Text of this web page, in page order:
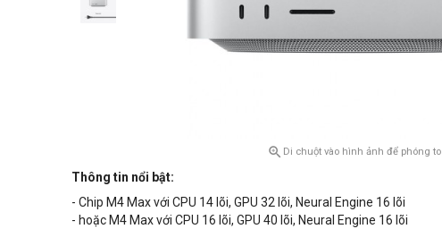
 Di chuột vào hình ảnh để phóng to
Thông tin nổi bật:
- Chip M4 Max với CPU 14 lõi, GPU 32 lõi, Neural Engine 16 lõi
- hoặc M4 Max với CPU 16 lõi, GPU 40 lõi, Neural Engine 16 lõi